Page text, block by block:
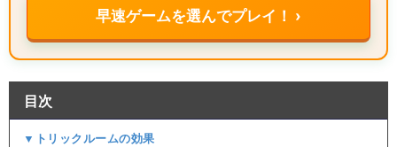
早速ゲームを選んでプレイ！ ›
目次
▼トリックルームの効果